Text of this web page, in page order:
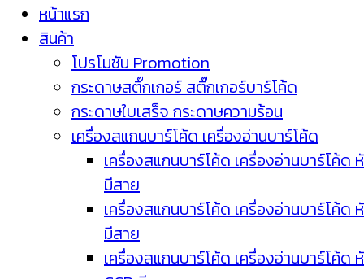
หน้าแรก
สินค้า
โปรโมชัน Promotion
กระดาษสติ๊กเกอร์ สติ๊กเกอร์บาร์โค้ด
กระดาษใบเสร็จ กระดาษความร้อน
เครื่องสแกนบาร์โค้ด เครื่องอ่านบาร์โค้ด
เครื่องสแกนบาร์โค้ด เครื่องอ่านบาร์โค้ด
มีสาย
เครื่องสแกนบาร์โค้ด เครื่องอ่านบาร์โค้ด
มีสาย
เครื่องสแกนบาร์โค้ด เครื่องอ่านบาร์โค้ด